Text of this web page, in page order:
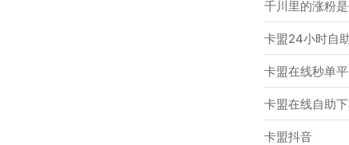
千川里的涨粉
卡盟24小时自
卡盟在线秒单
卡盟在线自助
卡盟抖音